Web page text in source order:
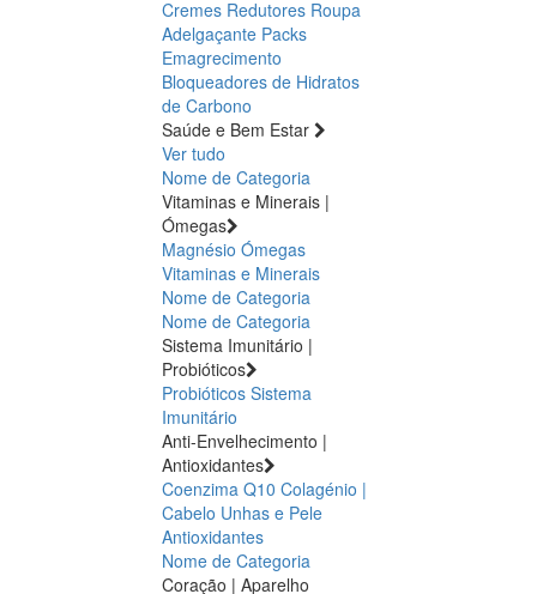
Cremes Redutores Roupa
Adelgaçante Packs
Emagrecimento
Bloqueadores de Hidratos
de Carbono
Saúde e Bem Estar
Ver tudo
Nome de Categoria
Vitaminas e Minerais |
Ómegas
Magnésio Ómegas
Vitaminas e Minerais
Nome de Categoria
Nome de Categoria
Sistema Imunitário |
Probióticos
Probióticos Sistema
Imunitário
Anti-Envelhecimento |
Antioxidantes
Coenzima Q10 Colagénio |
Cabelo Unhas e Pele
Antioxidantes
Nome de Categoria
Coração | Aparelho